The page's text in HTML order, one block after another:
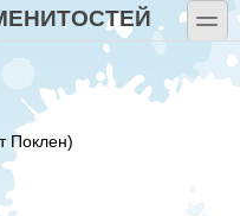
toggle
Поклен)